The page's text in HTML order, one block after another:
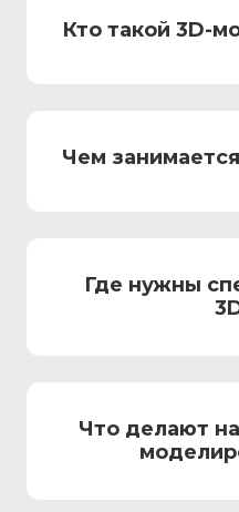
Кто такой 3D-
Чем
Где нужны
Что делают